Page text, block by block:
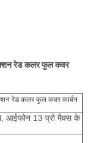
रेड कलर फुल कवर
रेड कलर फुल कवर कार्बन
आईफोन 13 प्रो मैक्स के